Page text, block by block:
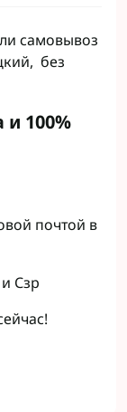
самовывоз
без
и 100%
почтой в
Сзр